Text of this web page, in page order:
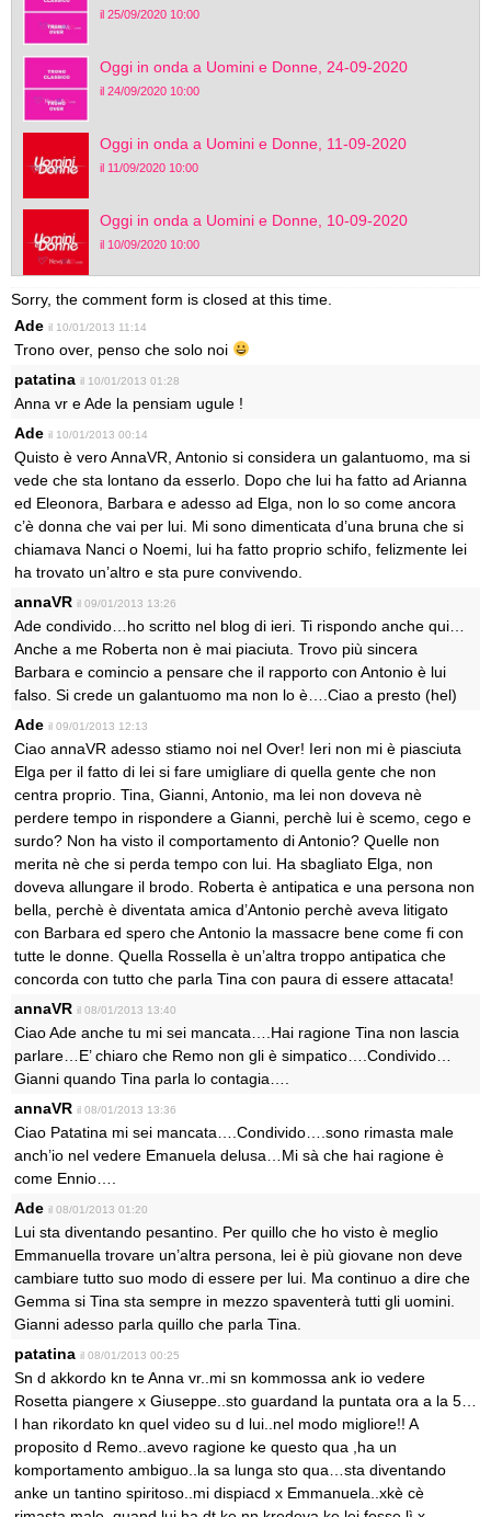
il 25/09/2020 10:00
Oggi in onda a Uomini e Donne, 24-09-2020
il 24/09/2020 10:00
Oggi in onda a Uomini e Donne, 11-09-2020
il 11/09/2020 10:00
Oggi in onda a Uomini e Donne, 10-09-2020
il 10/09/2020 10:00
Sorry, the comment form is closed at this time.
Ade il 10/01/2013 11:14
Trono over, penso che solo noi
patatina il 10/01/2013 01:28
Anna vr e Ade la pensiam ugule !
Ade il 10/01/2013 00:14
Quisto è vero AnnaVR, Antonio si considera un galantuomo, ma si
vede che sta lontano da esserlo. Dopo che lui ha fatto ad Arianna
ed Eleonora, Barbara e adesso ad Elga, non lo so come ancora
c’è donna che vai per lui. Mi sono dimenticata d’una bruna che si
chiamava Nanci o Noemi, lui ha fatto proprio schifo, felizmente lei
ha trovato un’altro e sta pure convivendo.
annaVR il 09/01/2013 13:26
Ade condivido…ho scritto nel blog di ieri. Ti rispondo anche qui…
Anche a me Roberta non è mai piaciuta. Trovo più sincera
Barbara e comincio a pensare che il rapporto con Antonio è lui
falso. Si crede un galantuomo ma non lo è….Ciao a presto (hel)
Ade il 09/01/2013 12:13
Ciao annaVR adesso stiamo noi nel Over! Ieri non mi è piasciuta
Elga per il fatto di lei si fare umigliare di quella gente che non
centra proprio. Tina, Gianni, Antonio, ma lei non doveva nè
perdere tempo in rispondere a Gianni, perchè lui è scemo, cego e
surdo? Non ha visto il comportamento di Antonio? Quelle non
merita nè che si perda tempo con lui. Ha sbagliato Elga, non
doveva allungare il brodo. Roberta è antipatica e una persona non
bella, perchè è diventata amica d’Antonio perchè aveva litigato
con Barbara ed spero che Antonio la massacre bene come fi con
tutte le donne. Quella Rossella è un’altra troppo antipatica che
concorda con tutto che parla Tina con paura di essere attacata!
annaVR il 08/01/2013 13:40
Ciao Ade anche tu mi sei mancata….Hai ragione Tina non lascia
parlare…E’ chiaro che Remo non gli è simpatico….Condivido…
Gianni quando Tina parla lo contagia….
annaVR il 08/01/2013 13:36
Ciao Patatina mi sei mancata….Condivido….sono rimasta male
anch’io nel vedere Emanuela delusa…Mi sà che hai ragione è
come Ennio….
Ade il 08/01/2013 01:20
Lui sta diventando pesantino. Per quillo che ho visto è meglio
Emmanuella trovare un’altra persona, lei è più giovane non deve
cambiare tutto suo modo di essere per lui. Ma continuo a dire che
Gemma si Tina sta sempre in mezzo spaventerà tutti gli uomini.
Gianni adesso parla quillo che parla Tina.
patatina il 08/01/2013 00:25
Sn d akkordo kn te Anna vr..mi sn kommossa ank io vedere
Rosetta piangere x Giuseppe..sto guardand la puntata ora a la 5…
l han rikordato kn quel video su d lui..nel modo migliore!! A
proposito d Remo..avevo ragione ke questo qua ,ha un
komportamento ambiguo..la sa lunga sto qua…sta diventando
anke un tantino spiritoso..mi dispiacd x Emmanuela..xkè cè